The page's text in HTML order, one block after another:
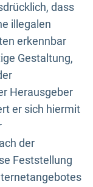
dass
illegalen
erkennbar
Gestaltung,
Herausgeber
er sich hiermit
der
Feststellung